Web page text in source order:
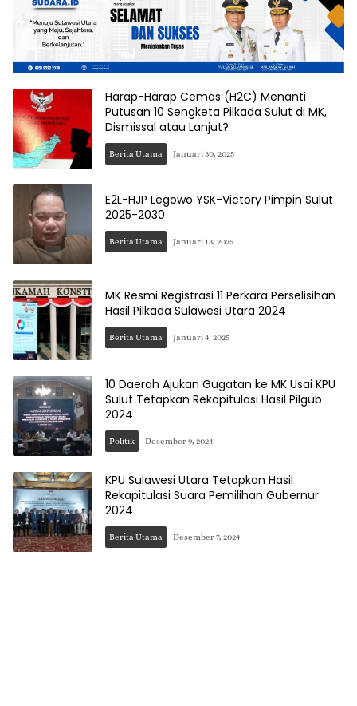
Harap-Harap Cemas (H2C) Menanti
Putusan 10 Sengketa Pilkada Sulut di MK,
Dismissal atau Lanjut?
Berita Utama Januari 30, 2025
E2L-HJP Legowo YSK-Victory Pimpin Sulut
2025-2030
Berita Utama Januari 13, 2025
MK Resmi Registrasi 11 Perkara Perselisihan
Hasil Pilkada Sulawesi Utara 2024
Berita Utama Januari 4, 2025
10 Daerah Ajukan Gugatan ke MK Usai KPU
Sulut Tetapkan Rekapitulasi Hasil Pilgub
2024
Politik Desember 9, 2024
KPU Sulawesi Utara Tetapkan Hasil
Rekapitulasi Suara Pemilihan Gubernur
2024
Berita Utama Desember 7, 2024